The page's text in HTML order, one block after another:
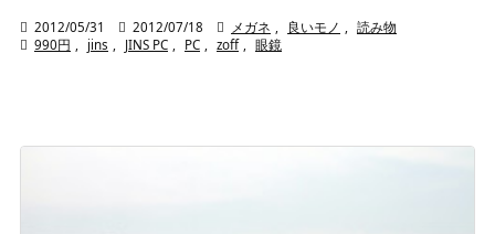
 2012/05/31  2012/07/18  メガネ 良いモノ
読み物
 990円 jins JINS PC PC zoff 眼鏡